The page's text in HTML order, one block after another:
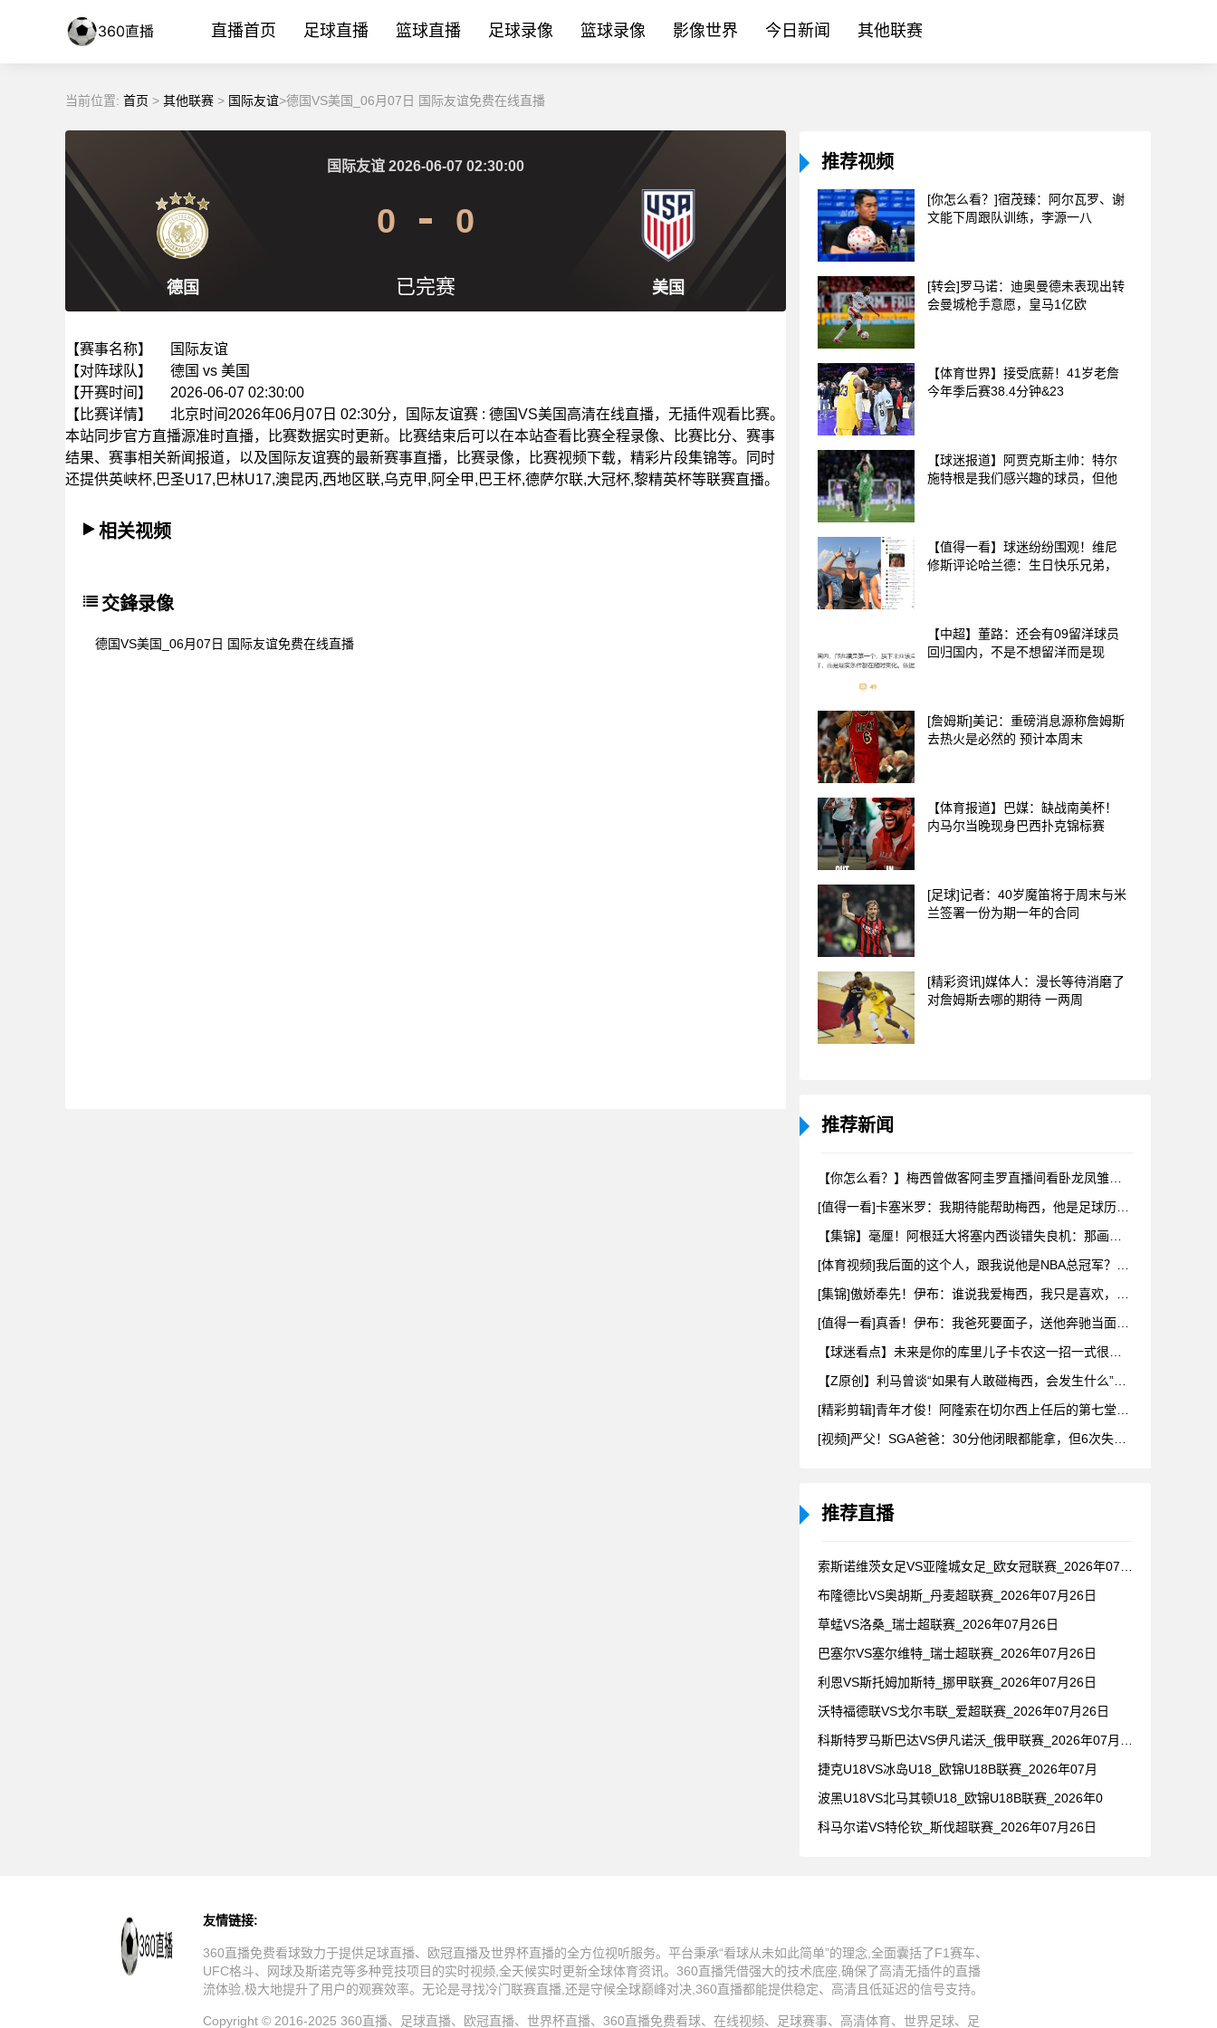
直播首页 足球直播 篮球直播 足球录像 篮球录像 影像世界 今日新闻 其他联赛
当前位置: 首页 > 其他联赛 > 国际友谊>德国VS美国_06月07日 国际友谊免费在线直播
德国 美国
国际友谊 2026-06-07 02:30:00
0 0
已完赛
【赛事名称】
国际友谊
【对阵球队】
德国 vs 美国
【开赛时间】
2026-06-07 02:30:00
【比赛详情】
北京时间2026年06月07日 02:30分，国际友谊赛 : 德国VS美国高清在线直播，无插件观看比赛。
本站同步官方直播源准时直播，比赛数据实时更新。比赛结束后可以在本站查看比赛全程录像、比赛比分、赛事
结果、赛事相关新闻报道，以及国际友谊赛的最新赛事直播，比赛录像，比赛视频下载，精彩片段集锦等。同时
还提供英峡杯,巴圣U17,巴林U17,澳昆丙,西地区联,乌克甲,阿全甲,巴王杯,德萨尔联,大冠杯,黎精英杯等联赛直播。
相关视频
交鋒录像
德国VS美国_06月07日 国际友谊免费在线直播
推荐视频
[你怎么看？]宿茂臻：阿尔瓦罗、谢
文能下周跟队训练，李源一八
[转会]罗马诺：迪奥曼德未表现出转
会曼城枪手意愿，皇马1亿欧
【体育世界】接受底薪！41岁老詹
今年季后赛38.4分钟&23
【球迷报道】阿贾克斯主帅：特尔
施特根是我们感兴趣的球员，但他
【值得一看】球迷纷纷围观！维尼
修斯评论哈兰德：生日快乐兄弟，
【中超】董路：还会有09留洋球员
回归国内，不是不想留洋而是现
[詹姆斯]美记：重磅消息源称詹姆斯
去热火是必然的 预计本周末
【体育报道】巴媒：缺战南美杯！
内马尔当晚现身巴西扑克锦标赛
[足球]记者：40岁魔笛将于周末与米
兰签署一份为期一年的合同
[精彩资讯]媒体人：漫长等待消磨了
对詹姆斯去哪的期待 一两周
推荐新闻
推荐直播
布隆德比VS奥胡斯_丹麦超联赛_2026年07月26日
草蜢VS洛桑_瑞士超联赛_2026年07月26日
巴塞尔VS塞尔维特_瑞士超联赛_2026年07月26日
利恩VS斯托姆加斯特_挪甲联赛_2026年07月26日
沃特福德联VS戈尔韦联_爱超联赛_2026年07月26日
捷克U18VS冰岛U18_欧锦U18B联赛_2026年07月
波黑U18VS北马其顿U18_欧锦U18B联赛_2026年0
科马尔诺VS特伦钦_斯伐超联赛_2026年07月26日
友情链接:
360直播免费看球致力于提供足球直播、欧冠直播及世界杯直播的全方位视听服务。平台秉承“看球从未如此简单”的理念,全面囊括了F1赛车、
UFC格斗、网球及斯诺克等多种竞技项目的实时视频,全天候实时更新全球体育资讯。360直播凭借强大的技术底座,确保了高清无插件的直播
流体验,极大地提升了用户的观赛效率。无论是寻找冷门联赛直播,还是守候全球巅峰对决,360直播都能提供稳定、高清且低延迟的信号支持。
Copyright © 2016-2025 360直播、足球直播、欧冠直播、世界杯直播、360直播免费看球、在线视频、足球赛事、高清体育、世界足球、足